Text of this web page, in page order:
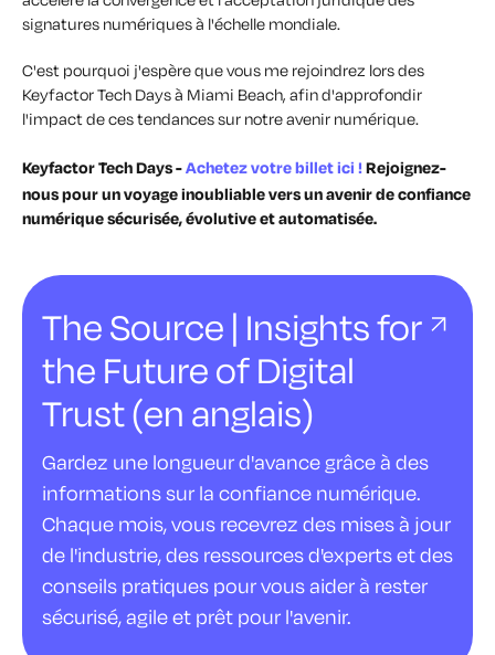
signatures numériques à l'échelle mondiale.
C'est pourquoi j'espère que vous me rejoindrez lors des
Keyfactor Tech Days à Miami Beach, afin d'approfondir
l'impact de ces tendances sur notre avenir numérique.
Keyfactor Tech Days -Achetez votre billet ici !Rejoignez-
nous pour un voyage inoubliable vers un avenir de confiance
numérique sécurisée, évolutive et automatisée.
The Source | Insights for
the Future of Digital
Trust (en anglais)
Gardez une longueur d'avance grâce à des
informations sur la confiance numérique.
Chaque mois, vous recevrez des mises à jour
de l'industrie, des ressources d'experts et des
conseils pratiques pour vous aider à rester
sécurisé, agile et prêt pour l'avenir.